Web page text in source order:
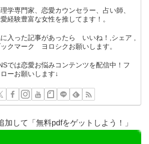
学専門家、恋愛カウンセラー、占い師、
経験豊富な女性を推してます！。
入った記事があったら いいね！,シェア ,
クマーク ヨロシクお願いします。
では恋愛お悩みコンテンツを配信中！フ
ーお願いします↓
加して「無料pdfをゲットしよう！」